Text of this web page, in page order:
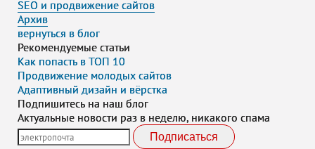
SEO и продвижение сайтов
Архив
вернуться в блог
Рекомендуемые статьи
Как попасть в ТОП 10
Продвижение молодых сайтов
Адаптивный дизайн и вёрстка
Подпишитесь на наш блог
Актуальные новости раз в неделю, никакого спама
Подписаться